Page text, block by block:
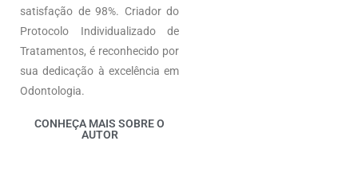
satisfação de 98%. Criador do
Protocolo Individualizado de
Tratamentos, é reconhecido por
sua dedicação à excelência em
Odontologia.
CONHEÇA MAIS SOBRE O
AUTOR